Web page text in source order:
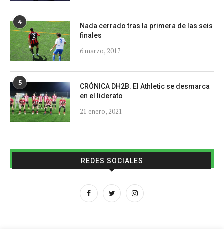
4
Nada cerrado tras la primera de las seis
finales
6 marzo, 2017
5
CRÓNICA DH2B. El Athletic se desmarca
en el liderato
21 enero, 2021
REDES SOCIALES